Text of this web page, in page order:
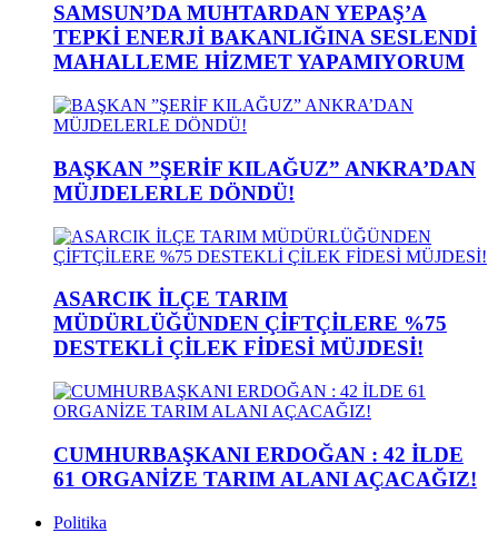
SAMSUN’DA MUHTARDAN YEPAŞ’A
TEPKİ ENERJİ BAKANLIĞINA SESLENDİ
MAHALLEME HİZMET YAPAMIYORUM
BAŞKAN ”ŞERİF KILAĞUZ” ANKRA’DAN
MÜJDELERLE DÖNDÜ!
ASARCIK İLÇE TARIM
MÜDÜRLÜĞÜNDEN ÇİFTÇİLERE %75
DESTEKLİ ÇİLEK FİDESİ MÜJDESİ!
CUMHURBAŞKANI ERDOĞAN : 42 İLDE
61 ORGANİZE TARIM ALANI AÇACAĞIZ!
Politika